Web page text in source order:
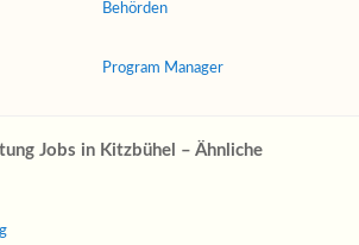
Behörden
Program Manager
Jobs in Kitzbühel – Ähnliche